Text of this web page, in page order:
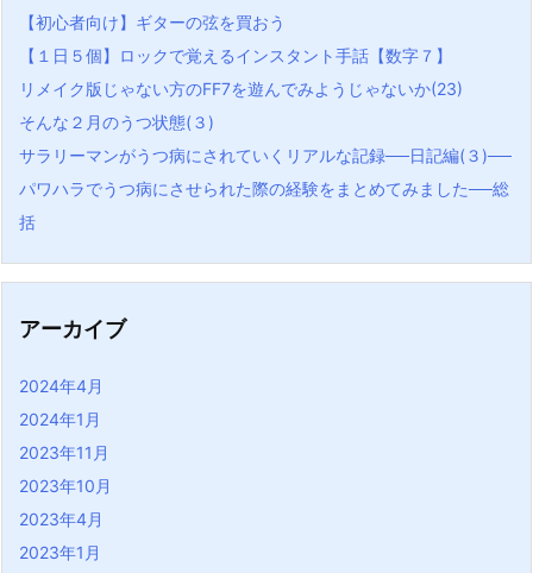
【初心者向け】ギターの弦を買おう
【１日５個】ロックで覚えるインスタント手話【数字７】
リメイク版じゃない方のFF7を遊んでみようじゃないか(23)
そんな２月のうつ状態(３)
サラリーマンがうつ病にされていくリアルな記録──日記編(３)──
パワハラでうつ病にさせられた際の経験をまとめてみました──総
括
アーカイブ
2024年4月
2024年1月
2023年11月
2023年10月
2023年4月
2023年1月